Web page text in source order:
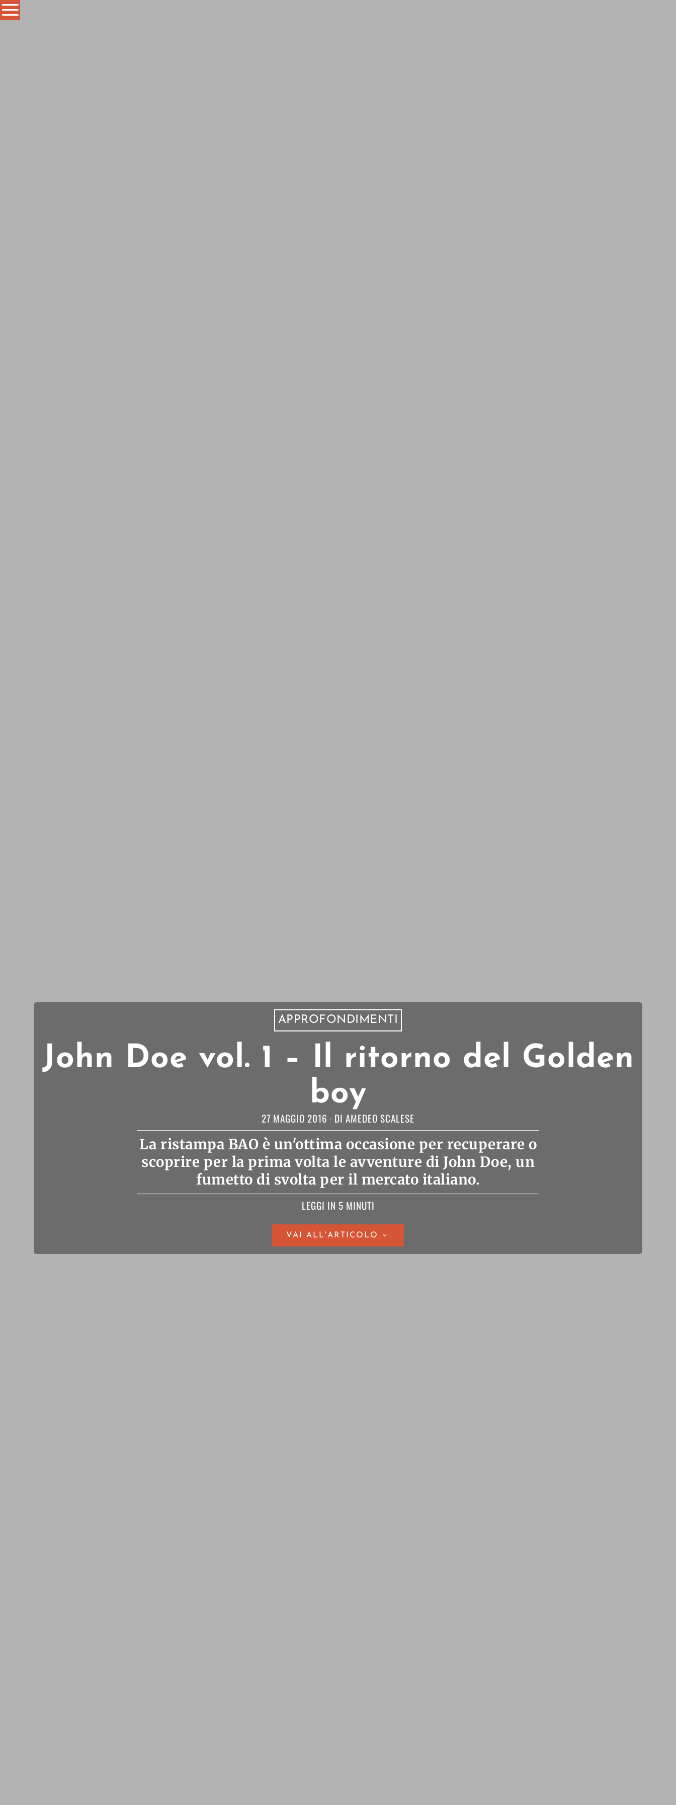
APPROFONDIMENTI
John Doe vol. 1 – Il ritorno del Golden
boy
27 MAGGIO 2016 DI AMEDEO SCALESE
La ristampa BAO è un'ottima occasione per recuperare o
scoprire per la prima volta le avventure di John Doe, un
fumetto di svolta per il mercato italiano.
LEGGI IN 5 MINUTI
VAI ALL'ARTICOLO